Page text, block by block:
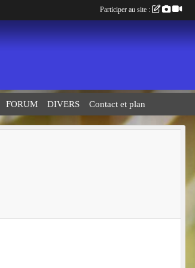
FORUM DIVERS Contact et plan
Participer au site :